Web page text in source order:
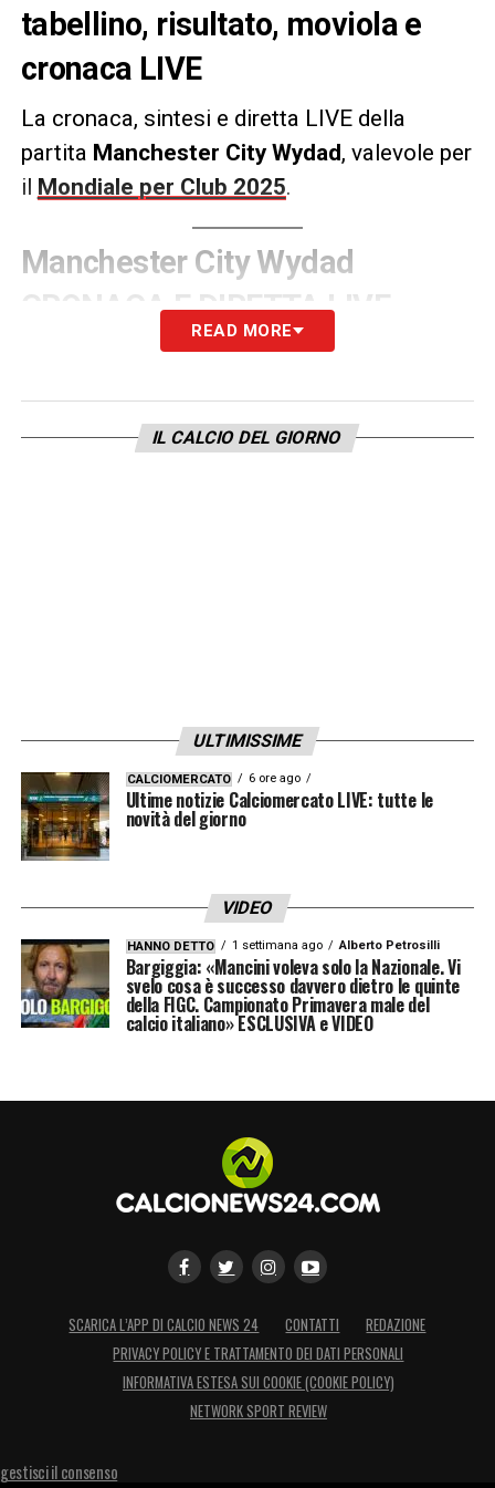
tabellino, risultato, moviola e
cronaca LIVE
La cronaca, sintesi e diretta LIVE della
partita Manchester City Wydad, valevole per
il Mondiale per Club 2025.
Manchester City Wydad
CRONACA E DIRETTA LIVE
READ MORE
IL CALCIO DEL GIORNO
ULTIMISSIME
CALCIOMERCATO 6 ore ago
Ultime notizie Calciomercato LIVE: tutte le
novità del giorno
VIDEO
HANNO DETTO 1 settimana ago Alberto Petrosilli
Bargiggia: «Mancini voleva solo la Nazionale. Vi
svelo cosa è successo davvero dietro le quinte
della FIGC. Campionato Primavera male del
calcio italiano» ESCLUSIVA e VIDEO
SCARICA L’APP DI CALCIO NEWS 24 CONTATTI
REDAZIONE
PRIVACY POLICY E TRATTAMENTO DEI DATI PERSONALI
INFORMATIVA ESTESA SUI COOKIE (COOKIE POLICY)
NETWORK SPORT REVIEW
gestisci il consenso